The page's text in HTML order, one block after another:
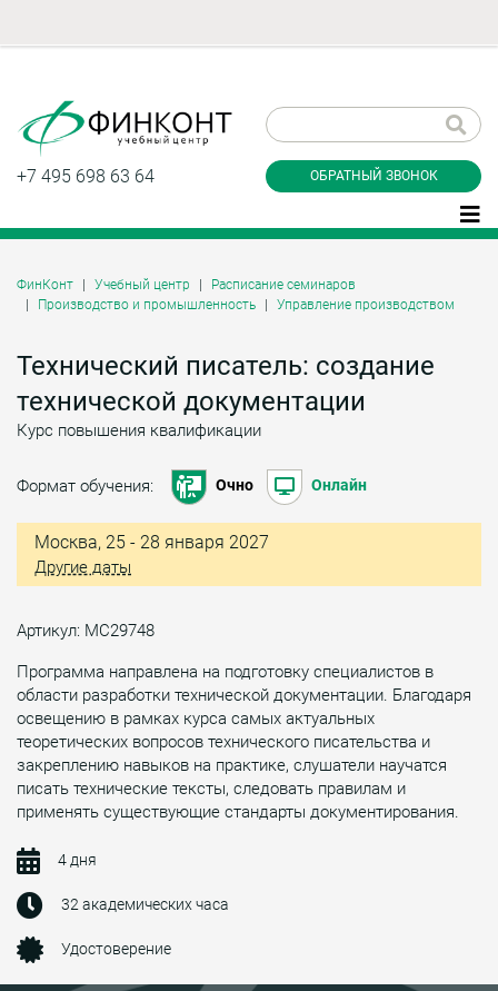
+7 495 698 63 64 ОБРАТНЫЙ ЗВОНОК
ФинКонт Учебный центр
Расписание семинаров
Производство и промышленность
Управление производством
Технический писатель: создание
технической документации
Курс повышения квалификации
Формат обучения: Очно Онлайн
Москва, 25 - 28 января 2027
Другие даты
Артикул: МС29748
Программа направлена на подготовку специалистов в
области разработки технической документации. Благодаря
освещению в рамках курса самых актуальных
теоретических вопросов технического писательства и
закреплению навыков на практике, слушатели научатся
писать технические тексты, следовать правилам и
применять существующие стандарты документирования.
4 дня
32 академических часа
Удостоверение
звонок
Даю согласие на обработку персональных
конфиденциальности